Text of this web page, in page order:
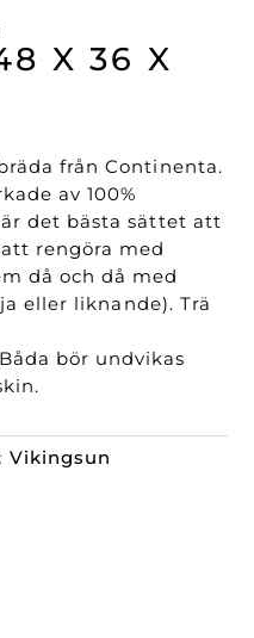
X 36 X
från Continenta.
av 100%
det bästa sättet att
rengöra med
då och då med
eller liknande). Trä
bör undvikas
Vikingsun